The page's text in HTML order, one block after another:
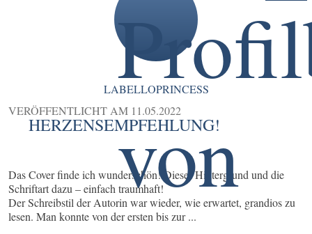
LABELLOPRINCESS
VERÖFFENTLICHT AM 11.05.2022
HERZENSEMPFEHLUNG!
Das Cover finde ich wunderschön! Dieser Hintergrund und die
Schriftart dazu – einfach traumhaft!
Der Schreibstil der Autorin war wieder, wie erwartet, grandios zu
lesen. Man konnte von der ersten bis zur ...